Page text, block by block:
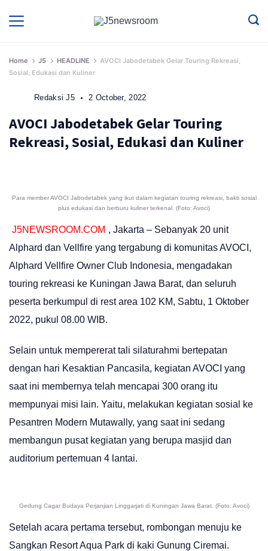
Home J5 HEADLINE
AVOCI Jabodetabek Gelar Touring Rekreasi,
Sosial, Edukasi dan Kuliner
Redaksi J5 2 October, 2022
AVOCI Jabodetabek Gelar Touring
Rekreasi, Sosial, Edukasi dan Kuliner
Para member AVOCI Jabodetabek yang ikut dalam kegiatan touring rekreasi, bakti sosial
plus edukasi dan berburu kuliner terkenal. (Foto: Avoci)
J5NEWSROOM.COM , Jakarta – Sebanyak 20 unit
Alphard dan Vellfire yang tergabung di komunitas AVOCI,
Alphard Vellfire Owner Club Indonesia, mengadakan
touring rekreasi ke Kuningan Jawa Barat, dan seluruh
peserta berkumpul di rest area 102 KM, Sabtu, 1 Oktober
2022, pukul 08.00 WIB.
Selain untuk mempererat tali silaturahmi bertepatan
dengan hari Kesaktian Pancasila, kegiatan AVOCI yang
saat ini membernya telah mencapai 300 orang itu
mempunyai misi lain. Yaitu, melakukan kegiatan sosial ke
Pesantren Modern Mutawally, yang saat ini sedang
membangun pusat kegiatan yang berupa masjid dan
auditorium pertemuan 4 lantai.
Gedung Cagar Budaya Perjanjian Linggarjati di Kuningan Jawa Barat. (Foto: Avoci)
Setelah acara pertama tersebut, rombongan menuju ke
Sangkan Resort Aqua Park di kaki Gunung Ciremai.